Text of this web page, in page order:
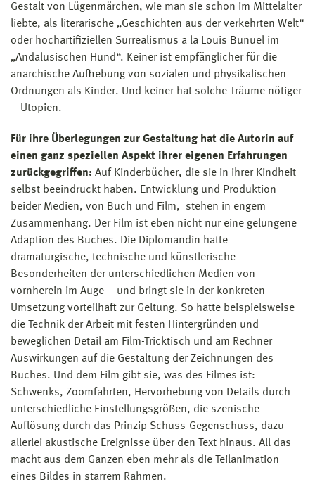
Gestalt von Lügenmärchen, wie man sie schon im Mittelalter
liebte, als literarische „Geschichten aus der verkehrten Welt“
oder hochartifiziellen Surrealismus a la Louis Bunuel im
„Andalusischen Hund“. Keiner ist empfänglicher für die
anarchische Aufhebung von sozialen und physikalischen
Ordnungen als Kinder. Und keiner hat solche Träume nötiger
– Utopien.
Für ihre Überlegungen zur Gestaltung hat die Autorin auf
einen ganz speziellen Aspekt ihrer eigenen Erfahrungen
zurückgegriffen: Auf Kinderbücher, die sie in ihrer Kindheit
selbst beeindruckt haben. Entwicklung und Produktion
beider Medien, von Buch und Film, stehen in engem
Zusammenhang. Der Film ist eben nicht nur eine gelungene
Adaption des Buches. Die Diplomandin hatte
dramaturgische, technische und künstlerische
Besonderheiten der unterschiedlichen Medien von
vornherein im Auge – und bringt sie in der konkreten
Umsetzung vorteilhaft zur Geltung. So hatte beispielsweise
die Technik der Arbeit mit festen Hintergründen und
beweglichen Detail am Film-Tricktisch und am Rechner
Auswirkungen auf die Gestaltung der Zeichnungen des
Buches. Und dem Film gibt sie, was des Filmes ist:
Schwenks, Zoomfahrten, Hervorhebung von Details durch
unterschiedliche Einstellungsgrößen, die szenische
Auflösung durch das Prinzip Schuss-Gegenschuss, dazu
allerlei akustische Ereignisse über den Text hinaus. All das
macht aus dem Ganzen eben mehr als die Teilanimation
eines Bildes in starrem Rahmen.